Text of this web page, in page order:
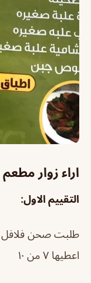
اراء زوار
التقييم الاول:
طلبت صحن فلافل
اعطيها ٧ من ١٠